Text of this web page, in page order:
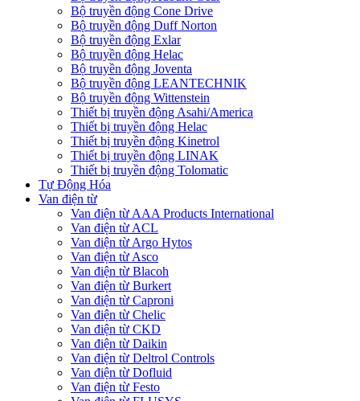
Bộ truyền động Cone Drive
Bộ truyền động Duff Norton
Bộ truyền động Exlar
Bộ truyền động Helac
Bộ truyền động Joventa
Bộ truyền động LEANTECHNIK
Bộ truyền động Wittenstein
Thiết bị truyền động Asahi/America
Thiết bị truyền động Helac
Thiết bị truyền động Kinetrol
Thiết bị truyền động LINAK
Thiết bị truyền động Tolomatic
Tự Động Hóa
Van điện từ
Van điện từ AAA Products International
Van điện từ ACL
Van điện từ Argo Hytos
Van điện từ Asco
Van điện từ Blacoh
Van điện từ Burkert
Van điện từ Caproni
Van điện từ Chelic
Van điện từ CKD
Van điện từ Daikin
Van điện từ Deltrol Controls
Van điện từ Dofluid
Van điện từ Festo